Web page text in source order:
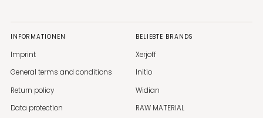
INFORMATIONEN
Imprint
General terms and conditions
Return policy
Data protection
BELIEBTE BRANDS
Xerjoff
Initio
Widian
RAW MATERIAL